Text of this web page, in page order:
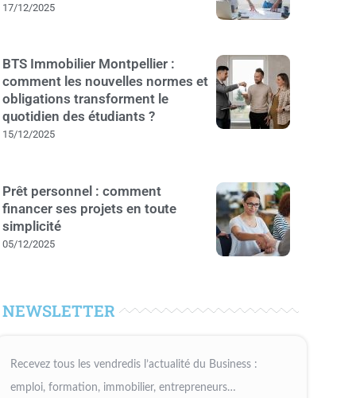
17/12/2025
BTS Immobilier Montpellier :
comment les nouvelles normes et
obligations transforment le
quotidien des étudiants ?
15/12/2025
Prêt personnel : comment
financer ses projets en toute
simplicité
05/12/2025
NEWSLETTER
Recevez tous les vendredis l’actualité du Business :
emploi, formation, immobilier, entrepreneurs…